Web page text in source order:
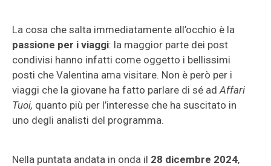
La cosa che salta immediatamente all’occhio è la
passione per i viaggi: la maggior parte dei post
condivisi hanno infatti come oggetto i bellissimi
posti che Valentina ama visitare. Non è però per i
viaggi che la giovane ha fatto parlare di sé adAffari
Tuoi, quanto più per l’interesse che ha suscitato in
uno degli analisti del programma.
Nella puntata andata in onda il 28 dicembre 2024,